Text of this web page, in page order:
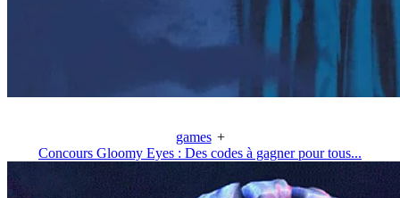
games +
Concours Gloomy Eyes : Des codes à gagner pour tous...